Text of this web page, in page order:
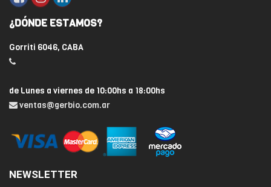
¿DÓNDE ESTAMOS?
Gorriti 6046, CABA
de Lunes a viernes de 10:00hs a 18:00hs
ventas@gerbio.com.ar
NEWSLETTER